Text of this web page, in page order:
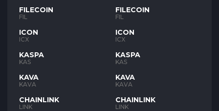
FILECOIN
FIL
ICON
ICX
KASPA
KAS
KAVA
KAVA
CHAINLINK
LINK
FILECOIN
FIL
ICON
ICX
KASPA
KAS
KAVA
KAVA
CHAINLINK
LINK